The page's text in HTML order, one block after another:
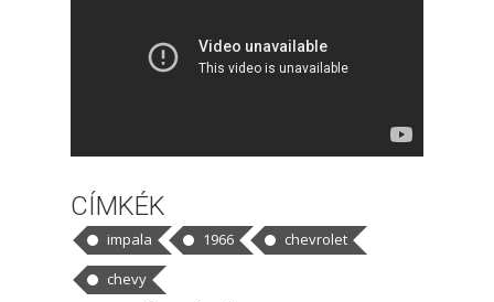
CÍMKÉK
impala 1966
chevrolet
chevy